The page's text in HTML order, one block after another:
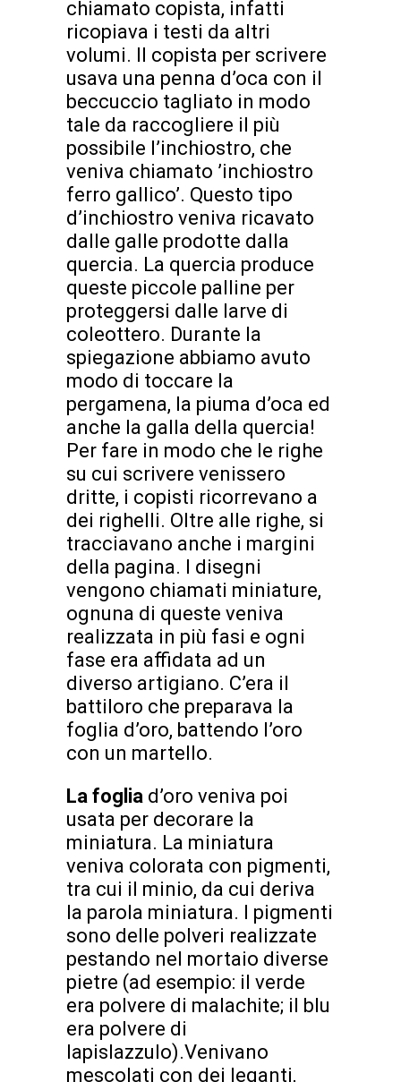
chiamato copista, infatti
ricopiava i testi da altri
volumi. Il copista per scrivere
usava una penna d’oca con il
beccuccio tagliato in modo
tale da raccogliere il più
possibile l’inchiostro, che
veniva chiamato ’inchiostro
ferro gallico’. Questo tipo
d’inchiostro veniva ricavato
dalle galle prodotte dalla
quercia. La quercia produce
queste piccole palline per
proteggersi dalle larve di
coleottero. Durante la
spiegazione abbiamo avuto
modo di toccare la
pergamena, la piuma d’oca ed
anche la galla della quercia!
Per fare in modo che le righe
su cui scrivere venissero
dritte, i copisti ricorrevano a
dei righelli. Oltre alle righe, si
tracciavano anche i margini
della pagina. I disegni
vengono chiamati miniature,
ognuna di queste veniva
realizzata in più fasi e ogni
fase era affidata ad un
diverso artigiano. C’era il
battiloro che preparava la
foglia d’oro, battendo l’oro
con un martello.
La foglia d’oro veniva poi
usata per decorare la
miniatura. La miniatura
veniva colorata con pigmenti,
tra cui il minio, da cui deriva
la parola miniatura. I pigmenti
sono delle polveri realizzate
pestando nel mortaio diverse
pietre (ad esempio: il verde
era polvere di malachite; il blu
era polvere di
lapislazzulo).Venivano
mescolati con dei leganti,